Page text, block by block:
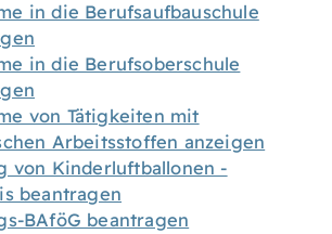
in die Berufsaufbauschule
in die Berufsoberschule
von Tätigkeiten mit
Arbeitsstoffen anzeigen
von Kinderluftballonen -
beantragen
BAföG beantragen